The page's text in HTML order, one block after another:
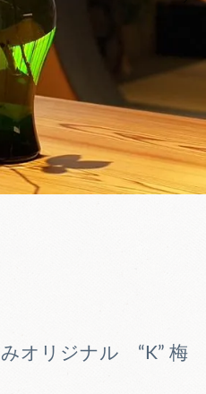
みオリジナル “K” 梅